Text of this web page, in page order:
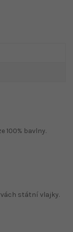
100% bavlny.
státní vlajky.